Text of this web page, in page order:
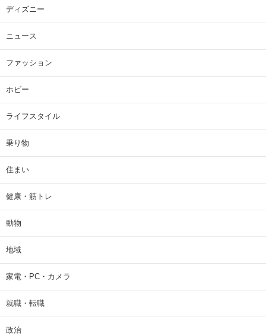
ディズニー
ニュース
ファッション
ホビー
ライフスタイル
乗り物
住まい
健康・筋トレ
動物
地域
家電・PC・カメラ
就職・転職
政治